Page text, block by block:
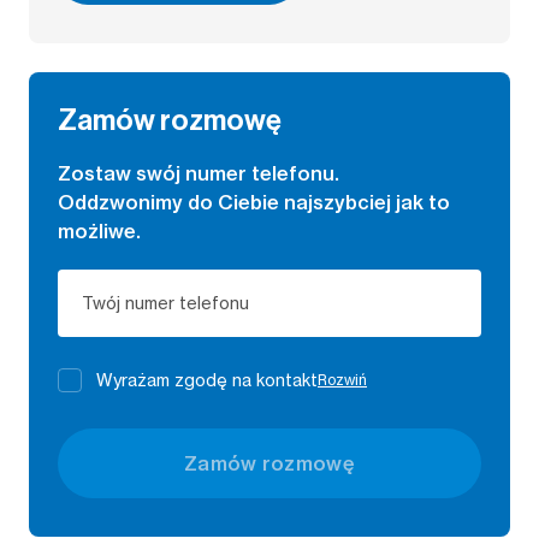
Zamów rozmowę
Zostaw swój numer telefonu.
Oddzwonimy do Ciebie najszybciej jak to
możliwe.
Twój numer telefonu
Wyrażam zgodę na kontaktRozwiń
Zamów rozmowę